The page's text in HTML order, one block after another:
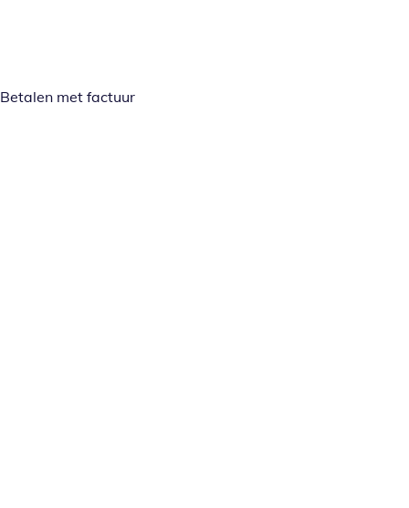
Betalen met factuur